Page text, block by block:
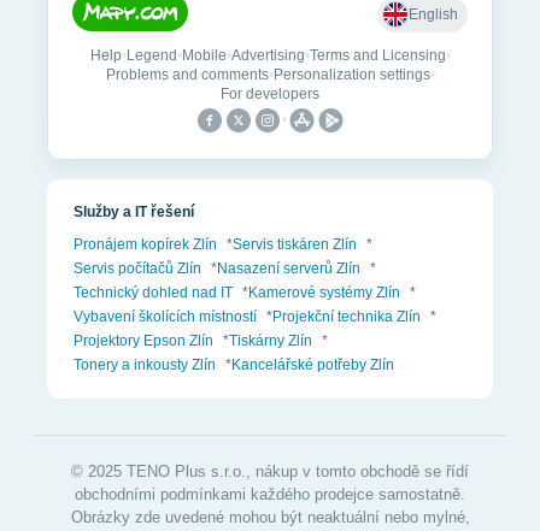
Služby a IT řešení
Pronájem kopírek Zlín
*Servis tiskáren Zlín
*
Servis počítačů Zlín
*Nasazení serverů Zlín
*
Technický dohled nad IT *Kamerové systémy Zlín
*
Vybavení školících místností *Projekční technika Zlín
*
Projektory Epson Zlín
*Tiskárny Zlín
*
Tonery a inkousty Zlín
*Kancelářské potřeby Zlín
© 2025 TENO Plus s.r.o., nákup v tomto obchodě se řídí
obchodními podmínkami každého prodejce samostatně.
Obrázky zde uvedené mohou být neaktuální nebo mylné,